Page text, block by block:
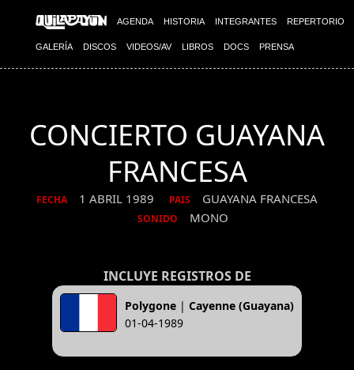
AGENDA HISTORIA INTEGRANTES REPERTORIO
GALERÍA DISCOS VIDEOS/AV LIBROS DOCS PRENSA
CONCIERTO GUAYANA
FRANCESA
FECHA 1 ABRIL 1989 PAIS GUAYANA FRANCESA
SONIDO MONO
INCLUYE REGISTROS DE
Polygone | Cayenne (Guayana)
01-04-1989